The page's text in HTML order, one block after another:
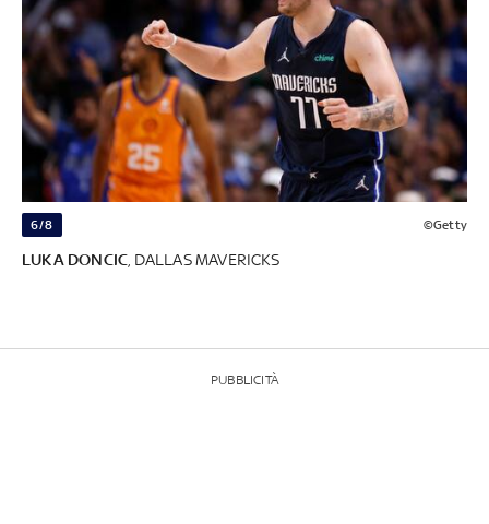
6/8 ©Getty
LUKA DONCIC , DALLAS MAVERICKS
PUBBLICITÀ